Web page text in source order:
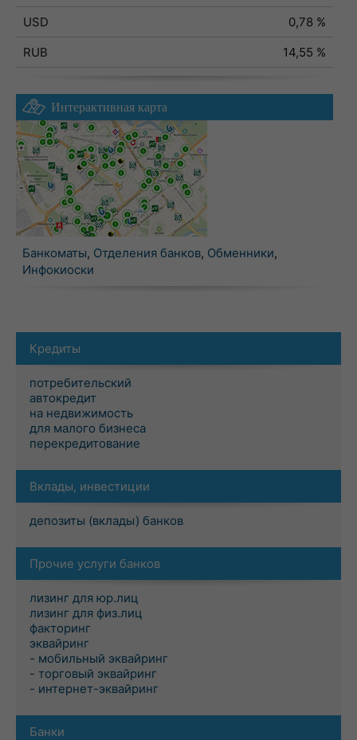
USD
0,78 %
RUB
14,55 %
Интерактивная карта
Банкоматы, Отделения банков, Обменники,
Инфокиоски
Кредиты
потребительский
автокредит
на недвижимость
для малого бизнеса
перекредитование
Вклады, инвестиции
депозиты (вклады) банков
Прочие услуги банков
лизинг для юр.лиц
лизинг для физ.лиц
факторинг
эквайринг
- мобильный эквайринг
- торговый эквайринг
- интернет-эквайринг
Банки